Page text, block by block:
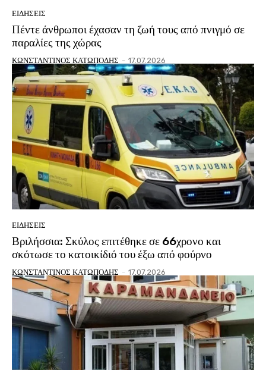
ΕΙΔΗΣΕΙΣ
Πέντε άνθρωποι έχασαν τη ζωή τους από πνιγμό σε
παραλίες της χώρας
ΚΩΝΣΤΑΝΤΙΝΟΣ ΚΑΤΩΠΟΔΗΣ - 17.07.2026
ΕΙΔΗΣΕΙΣ
Βριλήσσια: Σκύλος επιτέθηκε σε 66χρονο και
σκότωσε το κατοικίδιό του έξω από φούρνο
ΚΩΝΣΤΑΝΤΙΝΟΣ ΚΑΤΩΠΟΔΗΣ - 17.07.2026